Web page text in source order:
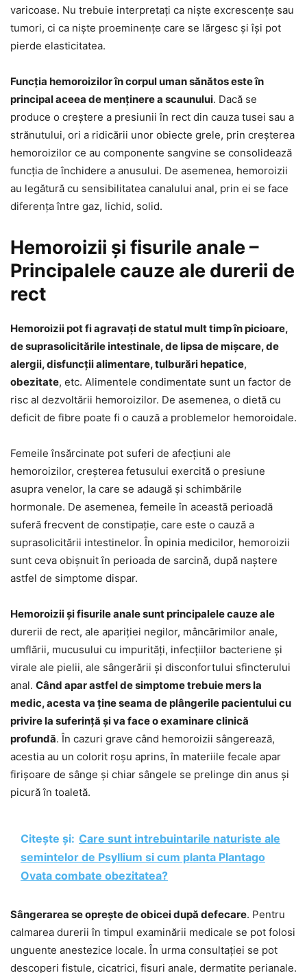
varicoase. Nu trebuie interpretați ca niște excrescențe sau
tumori, ci ca niște proeminențe care se lărgesc și își pot
pierde elasticitatea.
Funcția hemoroizilor în corpul uman sănătos este în
principal aceea de menținere a scaunului. Dacă se
produce o creștere a presiunii în rect din cauza tusei sau a
strănutului, ori a ridicării unor obiecte grele, prin creșterea
hemoroizilor ce au componente sangvine se consolidează
funcția de închidere a anusului. De asemenea, hemoroizii
au legătură cu sensibilitatea canalului anal, prin ei se face
diferența între gaz, lichid, solid.
Hemoroizii și fisurile anale –
Principalele cauze ale durerii de
rect
Hemoroizii pot fi agravați de statul mult timp în picioare,
de suprasolicitările intestinale, de lipsa de mișcare, de
alergii, disfuncții alimentare, tulburări hepatice,
obezitate, etc. Alimentele condimentate sunt un factor de
risc al dezvoltării hemoroizilor. De asemenea, o dietă cu
deficit de fibre poate fi o cauză a problemelor hemoroidale.
Femeile însărcinate pot suferi de afecțiuni ale
hemoroizilor, creșterea fetusului exercită o presiune
asupra venelor, la care se adaugă și schimbările
hormonale. De asemenea, femeile în această perioadă
suferă frecvent de constipație, care este o cauză a
suprasolicitării intestinelor. În opinia medicilor, hemoroizii
sunt ceva obișnuit în perioada de sarcină, după naștere
astfel de simptome dispar.
Hemoroizii și fisurile anale sunt principalele cauze ale
durerii de rect, ale apariției negilor, mâncărimilor anale,
umflării, mucusului cu impurități, infecțiilor bacteriene și
virale ale pielii, ale sângerării și disconfortului sfincterului
anal. Când apar astfel de simptome trebuie mers la
medic, acesta va ține seama de plângerile pacientului cu
privire la suferință și va face o examinare clinică
profundă. În cazuri grave când hemoroizii sângerează,
acestia au un colorit roșu aprins, în materiile fecale apar
firișoare de sânge și chiar sângele se prelinge din anus și
picură în toaletă.
Citește și: Care sunt intrebuintarile naturiste ale
semintelor de Psyllium si cum planta Plantago
Ovata combate obezitatea?
Sângerarea se oprește de obicei după defecare. Pentru
calmarea durerii în timpul examinării medicale se pot folosi
unguente anestezice locale. În urma consultației se pot
descoperi fistule, cicatrici, fisuri anale, dermatite perianale.